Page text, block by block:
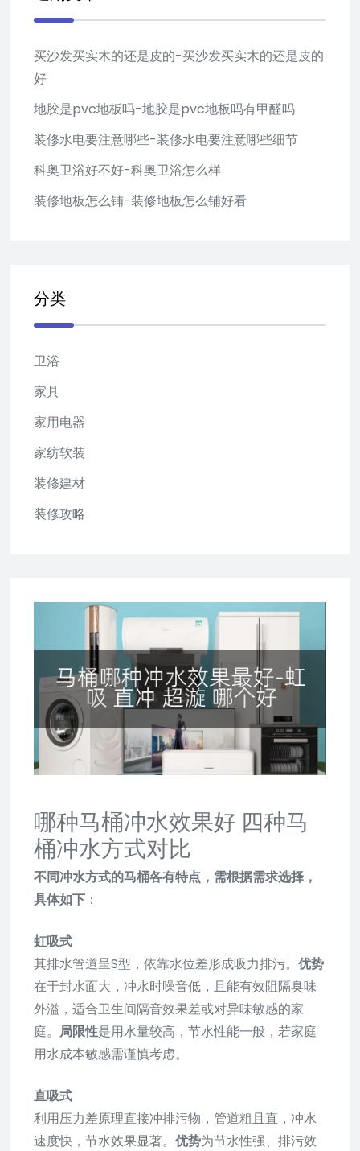
哪种马桶冲水效果好 四种马
桶冲水方式对比
不同冲水方式的马桶各有特点，需根据需求选择，
具体如下 ：
虹吸式
其排水管道呈S型，依靠水位差形成吸力排污。 优势
在于封水面大，冲水时噪音低，且能有效阻隔臭味
外溢，适合卫生间隔音效果差或对异味敏感的家
庭。 局限性是用水量较高，节水性能一般，若家庭
用水成本敏感需谨慎考虑。
直吸式
利用压力差原理直接冲排污物，管道粗且直，冲水
速度快，节水效果显著。 优势为节水性强、排污效
买沙发买实木的还是皮的-买沙发买实木的还是皮的
好
地胶是pvc地板吗-地胶是pvc地板吗有甲醛吗
装修水电要注意哪些-装修水电要注意哪些细节
科奥卫浴好不好-科奥卫浴怎么样
装修地板怎么铺-装修地板怎么铺好看
分类
卫浴
家具
家用电器
家纺软装
装修建材
装修攻略